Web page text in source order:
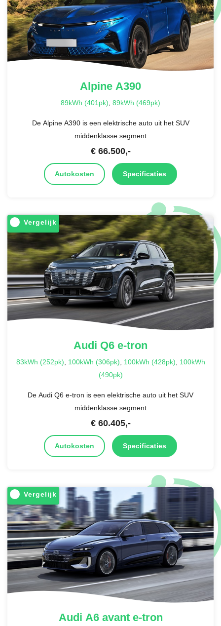
AlpineA390
89kWh (401pk) 89kWh (469pk)
De Alpine A390 is een elektrische auto uit het SUV
middenklasse segment
€ 66.500,-
Autokosten Specificaties
Vergelijk
Audi Q6 e-tron
83kWh (252pk), 100kWh (306pk), 100kWh (428pk), 100kWh
(490pk)
De Audi Q6 e-tron is een elektrische auto uit het SUV
middenklasse segment
€ 60.405,-
Autokosten Specificaties
Vergelijk
Audi A6 avant e-tron